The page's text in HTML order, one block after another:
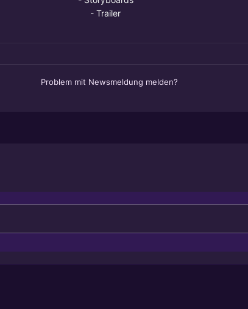
- Trailer
Problem mit Newsmeldung melden?